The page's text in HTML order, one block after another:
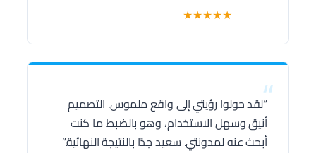
★
★
★
★
★
““لقد حولوا رؤيتي إلى واقع ملموس. التصميم
أنيق وسهل الاستخدام، وهو بالضبط ما كنت
أبحث عنه لمدونتي. سعيد جدًا بالنتيجة النهائية.”